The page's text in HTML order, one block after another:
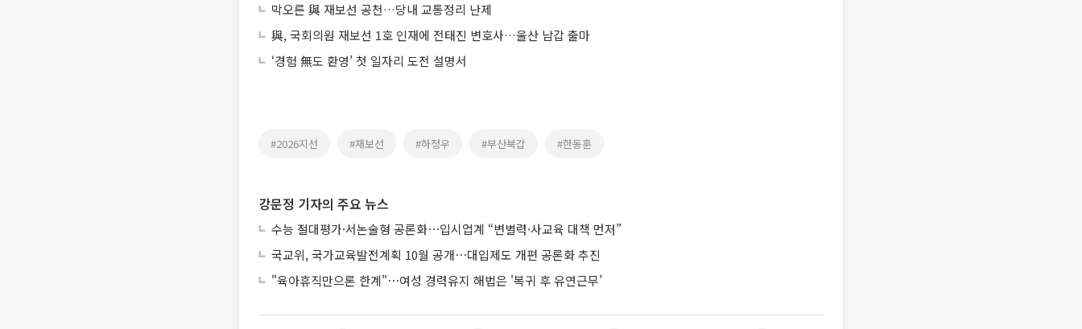
막오른 與 재보선 공천…당내 교통정리 난제
與, 국회의원 재보선 1호 인재에 전태진 변호사…울산 남갑 출마
‘경험 無도 환영’ 첫 일자리 도전 설명서
#2026지선 #재보선 #하정우 #부산북갑 #한동훈
강문정 기자의 주요 뉴스
수능 절대평가·서논술형 공론화⋯입시업계 “변별력·사교육 대책 먼저”
국교위, 국가교육발전계획 10월 공개⋯대입제도 개편 공론화 추진
"육아휴직만으론 한계"⋯여성 경력유지 해법은 '복귀 후 유연근무’